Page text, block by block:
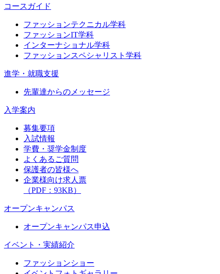
コースガイド
ファッションテクニカル学科
ファッションIT学科
インターナショナル学科
ファッションスペシャリスト学科
進学・就職支援
先輩達からのメッセージ
入学案内
募集要項
入試情報
学費・奨学金制度
よくあるご質問
保護者の皆様へ
企業様向け求人票
（PDF：93KB）
オープンキャンパス
オープンキャンパス申込
イベント・実績紹介
ファッションショー